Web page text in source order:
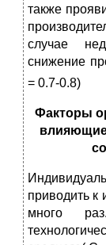
также
случае
снижение
= 0.7-0.8)
Факторы
влияющие
приводить к
много